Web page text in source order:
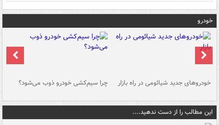
خودرو
خودروهای جدید شیائومی در راه بازار چرا سیم‌کشی خودرو ذوب می‌شود؟
این مطالب را از دست ندهید....